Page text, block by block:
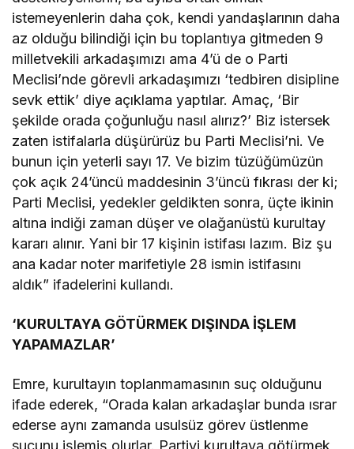
istemeyenlerin daha çok, kendi yandaşlarının daha
az olduğu bilindiği için bu toplantıya gitmeden 9
milletvekili arkadaşımızı ama 4’ü de o Parti
Meclisi’nde görevli arkadaşımızı ‘tedbiren disipline
sevk ettik’ diye açıklama yaptılar. Amaç, ‘Bir
şekilde orada çoğunluğu nasıl alırız?’ Biz istersek
zaten istifalarla düşürürüz bu Parti Meclisi’ni. Ve
bunun için yeterli sayı 17. Ve bizim tüzüğümüzün
çok açık 24’üncü maddesinin 3’üncü fıkrası der ki;
Parti Meclisi, yedekler geldikten sonra, üçte ikinin
altına indiği zaman düşer ve olağanüstü kurultay
kararı alınır. Yani bir 17 kişinin istifası lazım. Biz şu
ana kadar noter marifetiyle 28 ismin istifasını
aldık” ifadelerini kullandı.
‘KURULTAYA GÖTÜRMEK DIŞINDA İŞLEM
YAPAMAZLAR’
Emre, kurultayın toplanmamasının suç olduğunu
ifade ederek, “Orada kalan arkadaşlar bunda ısrar
ederse aynı zamanda usulsüz görev üstlenme